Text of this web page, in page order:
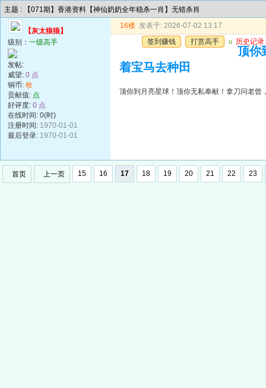
主题 : 【071期】香港资料【神仙奶奶全年稳杀一肖】无错杀肖
【灰太狼狼】
级别： 一级高手
发帖:
威望: 0 点
铜币: 枚
贡献值: 点
好评度: 0 点
在线时间: 0(时)
注册时间: 1970-01-01
最后登录: 1970-01-01
16楼 发表于: 2026-07-02 13:17
签到赚钱
打赏高手 u 历史记录
顶你
着宝马去种田
顶你到月亮星球！顶你无私奉献！拿刀问老曾
首页 上一页 15 16 17 18 19 20 21 22 23